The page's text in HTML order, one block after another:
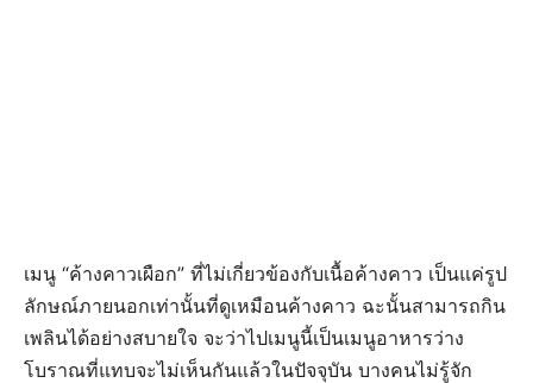
เมนู “ค้างคาวเผือก” ที่ไม่เกี่ยวข้องกับเนื้อค้างคาว เป็นแค่รูป
ลักษณ์ภายนอกเท่านั้นที่ดูเหมือนค้างคาว ฉะนั้นสามารถกิน
เพลินได้อย่างสบายใจ จะว่าไปเมนูนี้เป็นเมนูอาหารว่าง
โบราณที่แทบจะไม่เห็นกันแล้วในปัจจุบัน บางคนไม่รู้จัก